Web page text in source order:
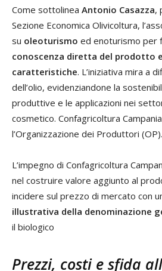
Come sottolinea Antonio Casazza,
Sezione Economica Olivicoltura,
su oleoturismo ed enoturismo per
conoscenza diretta del prodotto
caratteristiche. L’iniziativa mira a
dell’olio, evidenziandone la
produttive e le applicazioni nei
cosmetico. Confagricoltura
l’Organizzazione dei Produttori (OP).
L’impegno di Confagricoltura
nel costruire valore aggiunto al
incidere sul prezzo di mercato con
illustrativa della denominazione
il biologico
Prezzi, costi e sfida